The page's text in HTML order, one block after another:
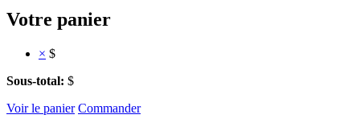
Votre panier
× $
Sous-total: $
Voir le panier Commander